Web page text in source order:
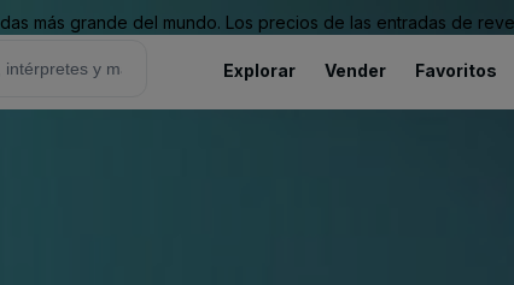
más grande del mundo. Los precios de las entradas de
Explorar Vender Favoritos